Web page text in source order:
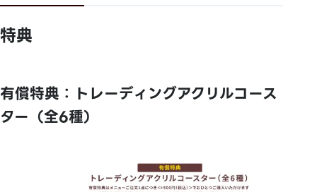
特典
有償特典：トレーディングアクリルコース
ター（全6種）